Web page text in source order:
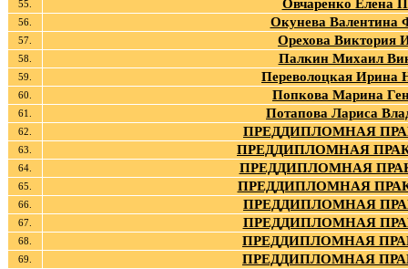
55. Овчаренко Елена
56. Окунева Валентина
57. Орехова Виктория
58. Палкин Михаил
59. Переволоцкая Ирина
60. Попкова Марина
61. Потапова Лариса
62. ПРЕДДИПЛОМНАЯ
63. ПРЕДДИПЛОМНАЯ
64. ПРЕДДИПЛОМНАЯ
65. ПРЕДДИПЛОМНАЯ
66. ПРЕДДИПЛОМНАЯ
67. ПРЕДДИПЛОМНАЯ
68. ПРЕДДИПЛОМНАЯ
69. ПРЕДДИПЛОМНАЯ